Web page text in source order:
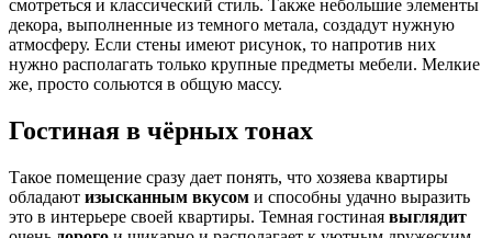
смотреться и классический стиль. Также небольшие элементы
декора, выполненные из темного метала, создадут нужную
атмосферу. Если стены имеют рисунок, то напротив них
нужно располагать только крупные предметы мебели. Мелкие
же, просто сольются в общую массу.
Гостиная в чёрных тонах
Такое помещение сразу дает понять, что хозяева квартиры
обладают изысканным вкусом и способны удачно выразить
это в интерьере своей квартиры. Темная гостиная выглядит